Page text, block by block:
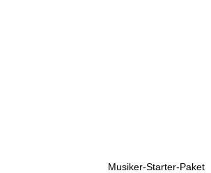
Musiker-Starter-Paket